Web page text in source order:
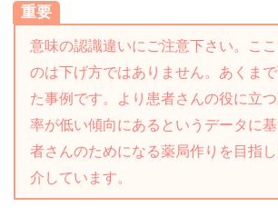
重要
意味の認識違いにご注意下さい。こ
のは下げ方ではありません。あくま
た事例です。より患者さんの役に立
率が低い傾向にあるというデータに
者さんのためになる薬局作りを目指
介しています。